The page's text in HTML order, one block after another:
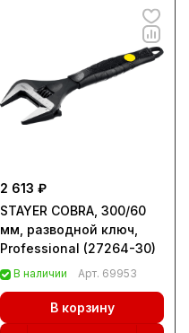
2 613 ₽
STAYER COBRA, 300/60
мм, разводной ключ,
Professional (27264-30)
В наличии Арт. 69953
В корзину